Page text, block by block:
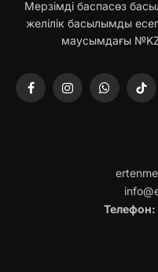
Мерзімді баспасөз
желілік басылымды
маусымдағы
FacebookInstagramWhatsApp
Телефон: